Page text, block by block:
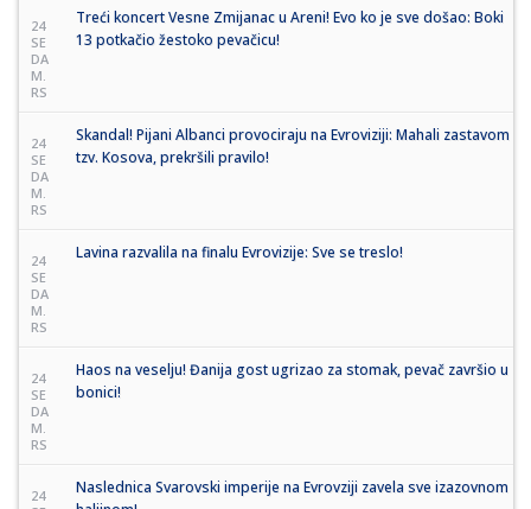
24
SE
DA
M.
RS
Treći koncert Vesne Zmijanac u Areni! Evo ko je sve došao: Boki
13 potkačio žestoko pevačicu!
24
SE
DA
M.
RS
Skandal! Pijani Albanci provociraju na Evroviziji: Mahali zastavom
tzv. Kosova, prekršili pravilo!
24
SE
DA
M.
RS
Lavina razvalila na finalu Evrovizije: Sve se treslo!
24
SE
DA
M.
RS
Haos na veselju! Đanija gost ugrizao za stomak, pevač završio u
bonici!
24
Naslednica Svarovski imperije na Evrovziji zavela sve izazovnom